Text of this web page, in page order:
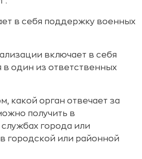
в себя поддержку военных
включает в себя
в один из ответственных
какой орган отвечает за
получить в
города или
городской или районной